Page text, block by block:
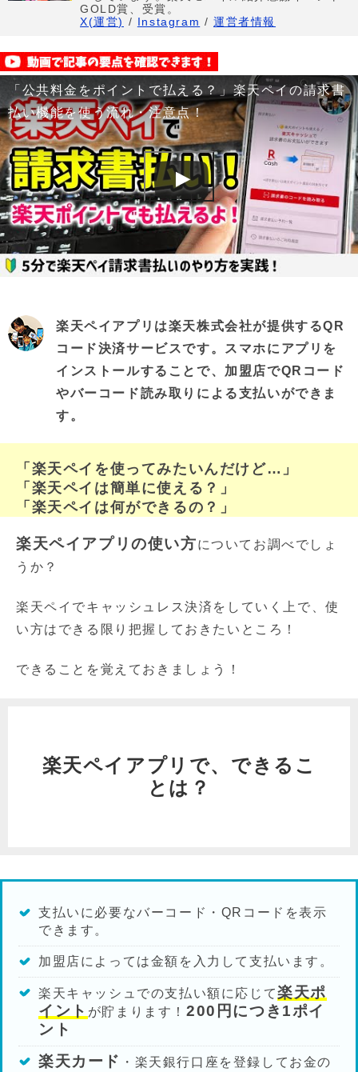
GOLD賞、受賞。
X(運営) / Instagram /運営者情報
「公共料金をポイントで払える？」楽天ペイの請求書
払い機能を使う流れ・注意点！
楽天ペイアプリは楽天株式会社が提供するQR
コード決済サービスです。スマホにアプリを
インストールすることで、加盟店でQRコード
やバーコード読み取りによる支払いができま
す。
「楽天ペイを使ってみたいんだけど…」
「楽天ペイは簡単に使える？」
「楽天ペイは何ができるの？」
楽天ペイアプリの使い方についてお調べでしょ
うか？
楽天ペイでキャッシュレス決済をしていく上で、使
い方はできる限り把握しておきたいところ！
できることを覚えておきましょう！
楽天ペイアプリで、できるこ
とは？
支払いに必要なバーコード・QRコードを表示
できます。
加盟店によっては金額を入力して支払います。
楽天キャッシュでの支払い額に応じて楽天ポ
イント が貯まります！200円につき1ポイ
ント
楽天カード ・楽天銀行口座を登録してお金の